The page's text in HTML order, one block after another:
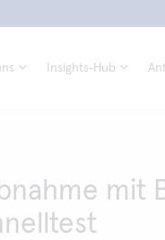
Insights‑Hub
mit